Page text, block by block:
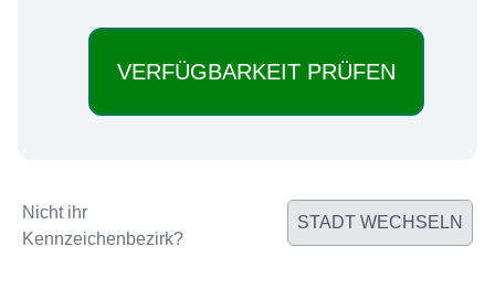
Nicht ihr
Kennzeichenbezirk?
STADT WECHSELN